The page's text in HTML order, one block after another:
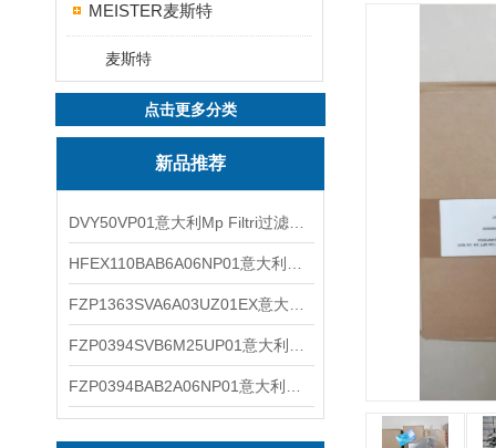
MEISTER麦斯特
麦斯特
点击更多分类
新品推荐